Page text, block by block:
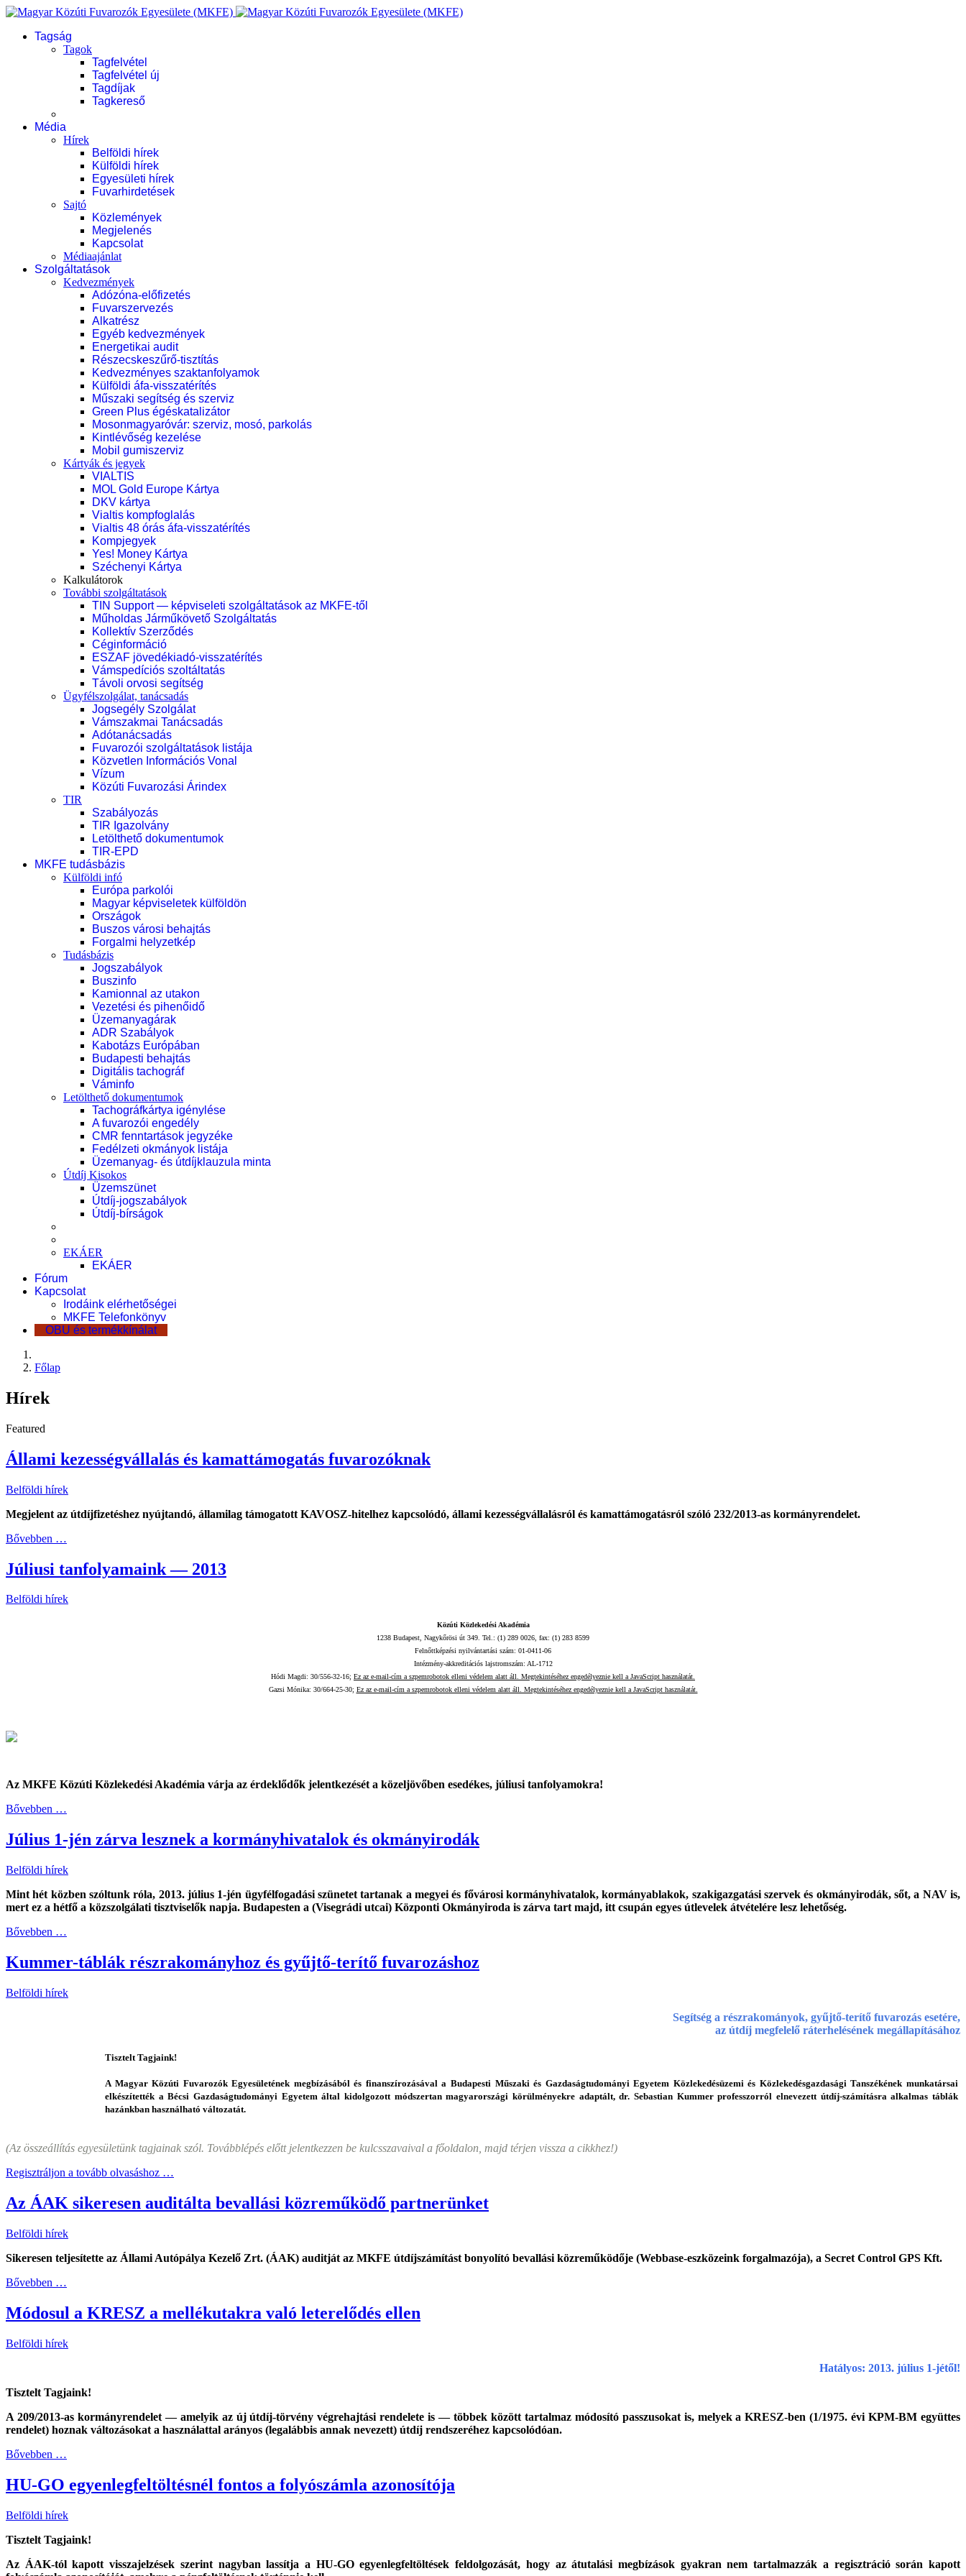
Tagság
Tagok
Tagfelvétel
Tagfelvétel új
Tagdíjak
Tagkereső
Média
Hírek
Belföldi hírek
Külföldi hírek
Egyesületi hírek
Fuvarhirdetések
Sajtó
Közlemények
Megjelenés
Kapcsolat
Médiaajánlat
Szolgáltatások
Kedvezmények
Adózóna-előfizetés
Fuvarszervezés
Alkatrész
Egyéb kedvezmények
Energetikai audit
Részecskeszűrő-tisztítás
Kedvezményes szaktanfolyamok
Külföldi áfa-visszatérítés
Műszaki segítség és szerviz
Green Plus égéskatalizátor
Mosonmagyaróvár: szerviz, mosó, parkolás
Kintlévőség kezelése
Mobil gumiszerviz
Kártyák és jegyek
VIALTIS
MOL Gold Europe Kártya
DKV kártya
Vialtis kompfoglalás
Vialtis 48 órás áfa-visszatérítés
Kompjegyek
Yes! Money Kártya
Széchenyi Kártya
Kalkulátorok
További szolgáltatások
TIN Support — képviseleti szolgáltatások az MKFE-től
Műholdas Járműkövető Szolgáltatás
Kollektív Szerződés
Céginformáció
ESZAF jövedékiadó-visszatérítés
Vámspedíciós szoltáltatás
Távoli orvosi segítség
Ügyfélszolgálat, tanácsadás
Jogsegély Szolgálat
Vámszakmai Tanácsadás
Adótanácsadás
Fuvarozói szolgáltatások listája
Közvetlen Információs Vonal
Vízum
Közúti Fuvarozási Árindex
TIR
Szabályozás
TIR Igazolvány
Letölthető dokumentumok
TIR-EPD
MKFE tudásbázis
Külföldi infó
Európa parkolói
Magyar képviseletek külföldön
Országok
Buszos városi behajtás
Forgalmi helyzetkép
Tudásbázis
Jogszabályok
Buszinfo
Kamionnal az utakon
Vezetési és pihenőidő
Üzemanyagárak
ADR Szabályok
Kabotázs Európában
Budapesti behajtás
Digitális tachográf
Váminfo
Letölthető dokumentumok
Tachográfkártya igénylése
A fuvarozói engedély
CMR fenntartások jegyzéke
Fedélzeti okmányok listája
Üzemanyag- és útdíjklauzula minta
Útdíj Kisokos
Üzemszünet
Útdíj-jogszabályok
Útdíj-bírságok
EKÁER
EKÁER
Fórum
Kapcsolat
Irodáink elérhetőségei
MKFE Telefonkönyv
OBU és termékkínálat
Főlap
Hírek
Featured
Állami kezességvállalás és kamattámogatás fuvarozóknak
Belföldi hírek
Megjelent az útdíjfizetéshez nyújtandó, államilag támogatott KAVOSZ-hitelhez kapcsolódó, állami kezességvállalásról és kamattámogatásról szóló 232/2013-as kormányrendelet.
Bővebben …
Júliusi tanfolyamaink — 2013
Belföldi hírek
Közúti Közlekedési Akadémia
1238 Budapest, Nagykőrösi út 349. Tel.: (1) 289 0026, fax: (1) 283 8599
Felnőttképzési nyilvántartási szám: 01-0411-06
Intézmény-akkreditációs lajstromszám: AL-1712
Hódi Magdi: 30/556-32-16; Ez az e-mail-cím a szpemrobotok elleni védelem alatt áll. Megtekintéséhez engedélyeznie kell a JavaScript használatát.
Gazsi Mónika: 30/664-25-30; Ez az e-mail-cím a szpemrobotok elleni védelem alatt áll. Megtekintéséhez engedélyeznie kell a JavaScript használatát.
Az MKFE Közúti Közlekedési Akadémia várja az érdeklődők jelentkezését a közeljövőben esedékes, júliusi tanfolyamokra!
Bővebben …
Július 1-jén zárva lesznek a kormányhivatalok és okmányirodák
Belföldi hírek
Mint hét közben szóltunk róla, 2013. július 1-jén ügyfélfogadási szünetet tartanak a megyei és fővárosi kormányhivatalok, kormányablakok, szakigazgatási szervek és okmányirodák, sőt, a NAV is,
mert ez a hétfő a közszolgálati tisztviselők napja. Budapesten a (Visegrádi utcai) Központi Okmányiroda is zárva tart majd, itt csupán egyes útlevelek átvételére lesz lehetőség.
Bővebben …
Kummer-táblák részrakományhoz és gyűjtő-terítő fuvarozáshoz
Belföldi hírek
Segítség a részrakományok, gyűjtő-terítő fuvarozás esetére,
az útdíj megfelelő ráterhelésének megállapításához
Tisztelt Tagjaink!
A Magyar Közúti Fuvarozók Egyesületének megbízásából és finanszírozásával a Budapesti Műszaki és Gazdaságtudományi Egyetem Közlekedésüzemi és Közlekedésgazdasági Tanszékének munkatársai
elkészítették a Bécsi Gazdaságtudományi Egyetem által kidolgozott módszertan magyarországi körülményekre adaptált, dr. Sebastian Kummer professzorról elnevezett útdíj-számításra alkalmas táblák
hazánkban használható változatát.
(Az összeállítás egyesületünk tagjainak szól. Továbblépés előtt jelentkezzen be kulcsszavaival a főoldalon, majd térjen vissza a cikkhez!)
Regisztráljon a tovább olvasáshoz …
Az ÁAK sikeresen auditálta bevallási közreműködő partnerünket
Belföldi hírek
Sikeresen teljesítette az Állami Autópálya Kezelő Zrt. (ÁAK) auditját az MKFE útdíjszámítást bonyolító bevallási közreműködője (Webbase-eszközeink forgalmazója), a Secret Control GPS Kft.
Bővebben …
Módosul a KRESZ a mellékutakra való leterelődés ellen
Belföldi hírek
Hatályos: 2013. július 1-jétől!
Tisztelt Tagjaink!
A 209/2013-as kormányrendelet — amelyik az új útdíj-törvény végrehajtási rendelete is — többek között tartalmaz módosító passzusokat is, melyek a KRESZ-ben (1/1975. évi KPM-BM együttes
rendelet) hoznak változásokat a használattal arányos (legalábbis annak nevezett) útdíj rendszeréhez kapcsolódóan.
Bővebben …
HU-GO egyenlegfeltöltésnél fontos a folyószámla azonosítója
Belföldi hírek
Tisztelt Tagjaink!
Az ÁAK-tól kapott visszajelzések szerint nagyban lassítja a HU-GO egyenlegfeltöltések feldolgozását, hogy az átutalási megbízások gyakran nem tartalmazzák a regisztráció során kapott